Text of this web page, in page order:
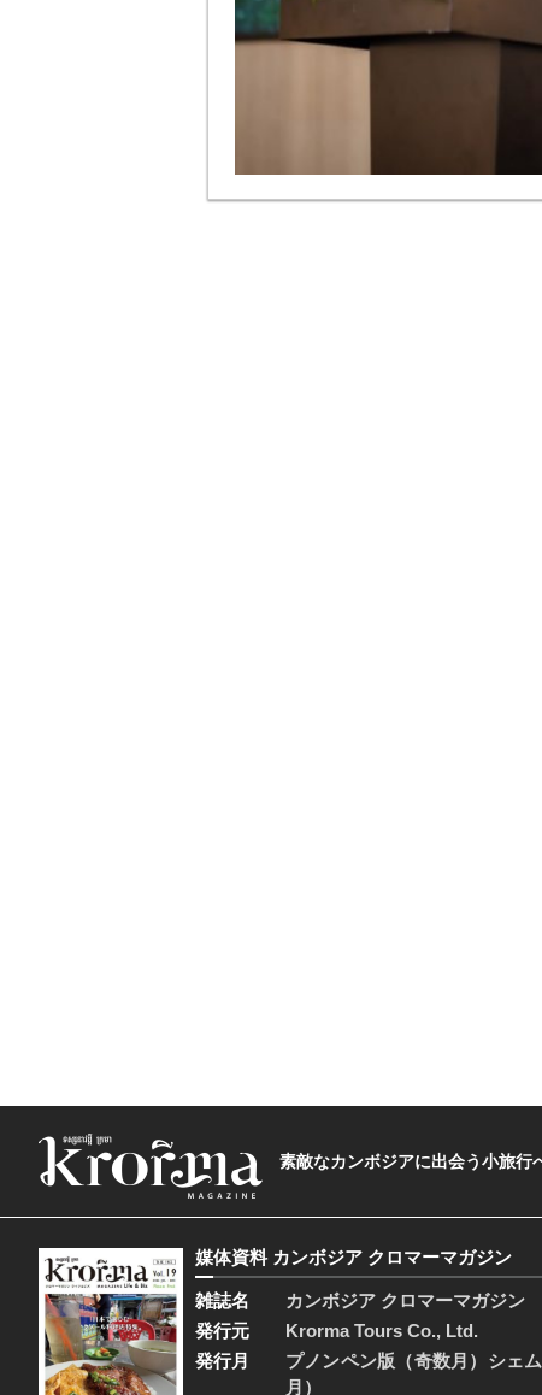
素敵なカンボジアに出会う小
媒体資料 カンボジア クロマーマガジン
雑誌名
カンボジア クロマーマガジン
発行元
Krorma Tours Co., Ltd.
発行月
プノンペン版（奇数月）シェ
月）